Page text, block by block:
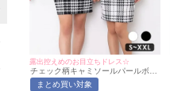
露出控えめのお目立ちドレス☆
チェック柄キャミソールパールボタ
ンタイトミニドレス(Sサイズ～XXL
サイズ)(ちぴたん れいたぴ/キャバド
まとめ買い対象